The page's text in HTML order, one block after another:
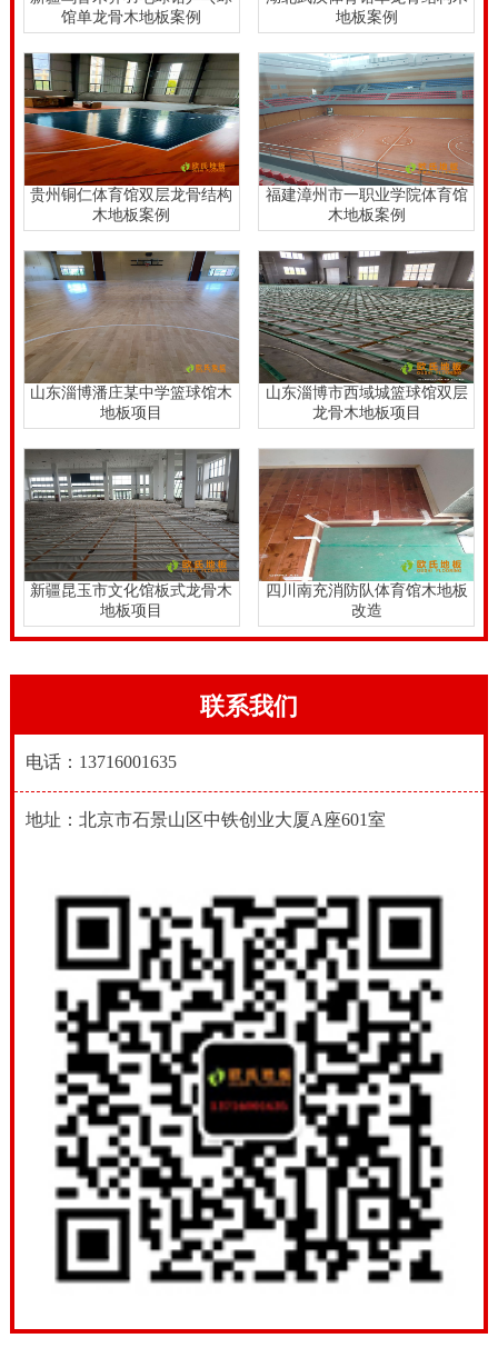
人身安全，还能提升篮球运动体验度。
馆单龙骨木地板案例
地板案例
贵州铜仁体育馆双层龙骨结构
木地板案例
福建漳州市一职业学院体育馆
木地板案例
山东淄博潘庄某中学篮球馆木
地板项目
山东淄博市西域城篮球馆双层
龙骨木地板项目
新疆昆玉市文化馆板式龙骨木
地板项目
四川南充消防队体育馆木地板
改造
联系我们
电话：13716001635
地址：北京市石景山区中铁创业大厦A座601室